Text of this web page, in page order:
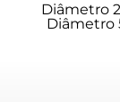
Diâmetro
Diâmetro